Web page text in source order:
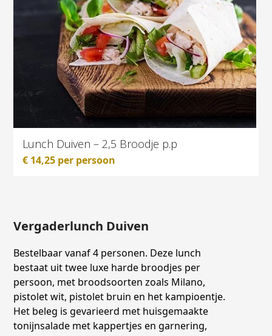
Lunch Duiven – 2,5 Broodje p.p
€ 14,25 per persoon
Vergaderlunch Duiven
Bestelbaar vanaf 4 personen. Deze lunch
bestaat uit twee luxe harde broodjes per
persoon, met broodsoorten zoals Milano,
pistolet wit, pistolet bruin en het kampioentje.
Het beleg is gevarieerd met huisgemaakte
tonijnsalade met kappertjes en garnering,